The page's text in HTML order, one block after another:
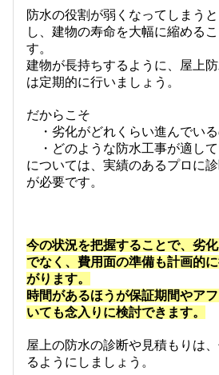
防水の役割が弱くなってしまう
し、建物の寿命を大幅に縮める
す。
建物が長持ちするように、屋上
は定期的に行いましょう。
だからこそ
・劣化がどれくらい進んでい
・どのような防水工事が適し
については、実績のあるプロに
が必要です。
今の状況を把握することで、劣
でなく、費用面の準備も計画的
がります。
時間があるほうが保証期間やア
いても念入りに検討できます。
屋上の防水の診断や見積もりは
るようにしましょう。